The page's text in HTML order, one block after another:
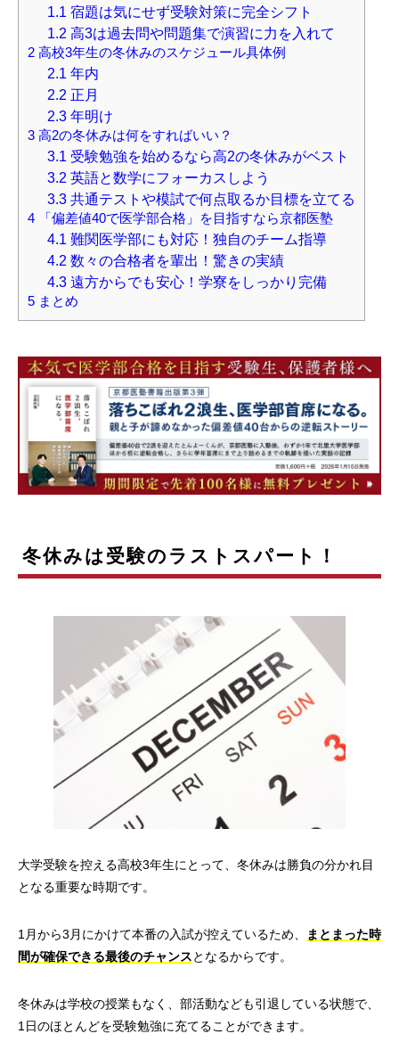
1.1 宿題は気にせず受験対策に完全シフト
1.2 高3は過去問や問題集で演習に力を入れて
2 高校3年生の冬休みのスケジュール具体例
2.1 年内
2.2 正月
2.3年明け
3 高2の冬休みは何をすればいい？
3.1 受験勉強を始めるなら高2の冬休みがベスト
3.2 英語と数学にフォーカスしよう
3.3共通テストや模試で何点取るか目標を立てる
4 「偏差値40で医学部合格」を目指すなら京都医塾
4.1 難関医学部にも対応！独自のチーム指導
4.2 数々の合格者を輩出！驚きの実績
4.3遠方からでも安心！学寮をしっかり完備
5 まとめ
冬休みは受験のラストスパート！
大学受験を控える高校3年生にとって、冬休みは勝負の分かれ目
となる重要な時期です。
1月から3月にかけて本番の入試が控えているため、
まとまった時
間が確保できる最後のチャンスとなるからです。
冬休みは学校の授業もなく、部活動なども引退している状態で、
1日のほとんどを受験勉強に充てることができます。